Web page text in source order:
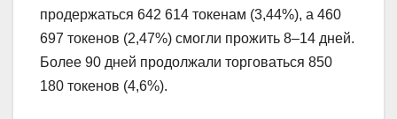
продержаться 642 614 токенам (3,44%), а 460
697 токенов (2,47%) смогли прожить 8–14 дней.
Более 90 дней продолжали торговаться 850
180 токенов (4,6%).